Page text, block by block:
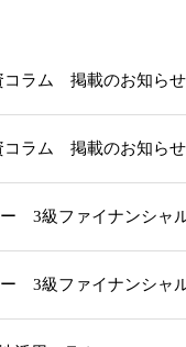
コラム 掲載のお知らせ
コラム 掲載のお知らせ
3級ファイナンシャ
3級ファイナンシャ